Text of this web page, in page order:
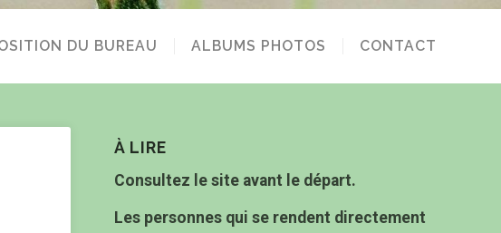
DU BUREAU ALBUMS PHOTOS CONTACT
À LIRE
Consultez le site avant le départ.
Les personnes qui se rendent directement